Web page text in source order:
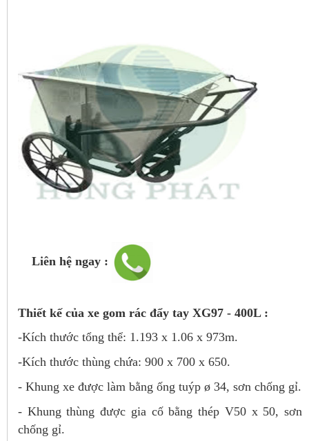
Liên hệ ngay :
Thiết kế của xe gom rác đẩy tay XG97 - 400L :
-Kích thước tổng thể: 1.193 x 1.06 x 973m.
-Kích thước thùng chứa: 900 x 700 x 650.
- Khung xe được làm bằng ống tuýp ø 34, sơn chống gỉ.
- Khung thùng được gia cố bằng thép V50 x 50, sơn
chống gỉ.